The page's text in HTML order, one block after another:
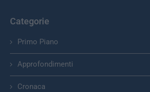
Categorie
Primo Piano
Approfondimenti
Cronaca